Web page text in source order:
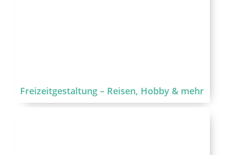
Freizeitgestaltung – Reisen, Hobby & mehr